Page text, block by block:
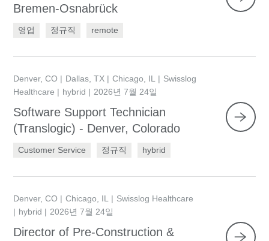
Bremen-Osnabrück
영업 정규직 remote
Denver, CO Dallas, TX Chicago, IL
Swisslog
Healthcare
hybrid 2026년 7월 24일
Software Support Technician
(Translogic) - Denver, Colorado
Customer Service 정규직 hybrid
Denver, CO Chicago, IL
Swisslog Healthcare
hybrid
2026년 7월 24일
Director of Pre-Construction &